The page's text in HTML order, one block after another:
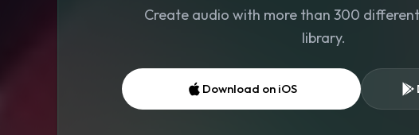
Create audio with more than 300
library.
Download on iOS